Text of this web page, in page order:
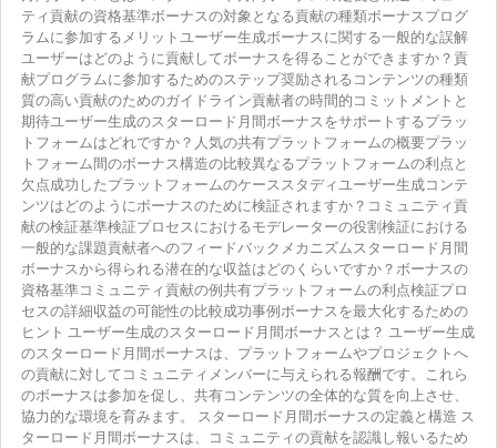
ティ貢献の資格基準ボーナスの対象となる貢献の種類ボーナスプログ
ラムに参加するメリットユーザー生成ボーナスに関する一般的な誤解
ユーザーはどのように貢献してボーナスを得ることができますか？貢
献プログラムに参加するためのステップ奨励されるコンテンツの種類
質の高い貢献のためのガイドライン貢献者の時間的コミットメントと
期待ユーザー生成のスターロード月間ボーナスをサポートするプラッ
トフォームはどれですか？人気の共有プラットフォームの概要プラッ
トフォーム間のボーナス構造の比較異なるプラットフォームの利点と
欠点成功したプラットフォームのケーススタディユーザー生成コンテ
ンツはどのようにボーナスのために検証されますか？コミュニティ貢
献の検証基準検証プロセスにおけるモデレーターの役割検証における
一般的な課題貢献者へのフィードバックメカニズムスターロード月間
ボーナスから得られる潜在的な収益はどのくらいですか？ボーナスの
資格基準コミュニティ貢献の例共有プラットフォームの利点検証プロ
セスの詳細収益の可能性の比較成功事例ボーナスを最大化するための
ヒント ユーザー生成のスターロード月間ボーナスとは？ ユーザー生成
のスターロード月間ボーナスは、プラットフォームやプロジェクトへ
の貢献に対してコミュニティメンバーに与えられる報酬です。これら
のボーナスは参加を促し、共有コンテンツの全体的な質を向上させ、
協力的な環境を育みます。 スターロード月間ボーナスの定義と構造 ス
ターロード月間ボーナスは、コミュニティの貢献を認識し報いるため